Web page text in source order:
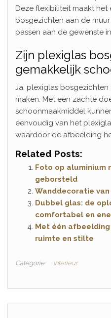
Deze flexibiliteit maakt
bosgezichten aan de
passen aan de gewenste
Zijn plexiglas
gemakkelijk
Ja, plexiglas
maken. Met een zachte
schoonmaakmiddel
eenvoudig van het
waardoor de afbeelding
Related Posts:
Foto op aluminium
geborsteld
Wanddecoratie
Dubbel glas: de
comfortabel en
Met één
ruimte en stilte
Categorie Interieur